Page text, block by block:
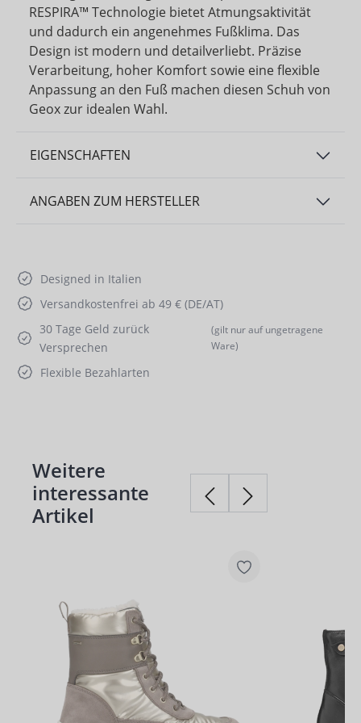
RESPIRA™ Technologie bietet Atmungsaktivität
und dadurch ein angenehmes Fußklima. Das
Design ist modern und detailverliebt. Präzise
Verarbeitung, hoher Komfort sowie eine flexible
Anpassung an den Fuß machen diesen Schuh von
Geox zur idealen Wahl.
EIGENSCHAFTEN
ANGABEN ZUM HERSTELLER
Designed in Italien
Versandkostenfrei ab 49 € (DE/AT)
30 Tage Geld zurück
Versprechen
(gilt nur auf ungetragene
Ware)
Flexible Bezahlarten
Produktgalerie überspringen
Weitere
interessante
Artikel